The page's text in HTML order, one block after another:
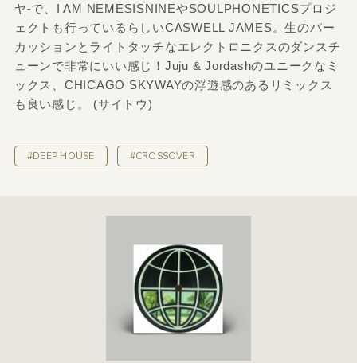
ヤ-で、I AM NEMESISNINEやSOULPHONETICSプロジ
ェクトも行っているらしいCASWELL JAMES。生のパー
カッションとライトタッチなエレクトロニクスのダンスチ
ューンで非常にいい感じ！Juju & Jordashのユニークなミ
ックス、CHICAGO SKYWAYの浮遊感のあるリミックス
も良い感じ。 (サイトウ)
#DEEP HOUSE #CROSSOVER